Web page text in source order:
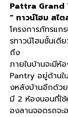
Pattra Grand
“ ทาวน์โฮม สไต
โครงการภัทรแก
รทาวน์โฮมชั้นเดี
ถึง
ภายในบ้านจะมีห้
Pantry อยู่ด้านใ
งหลังบ้านอีกด้วย
มี 2 ห้องนอนที่ใ
องลานจอดรถจ